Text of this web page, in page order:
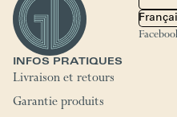
INFOS PRATIQUES
Livraison et retours
Garantie produits